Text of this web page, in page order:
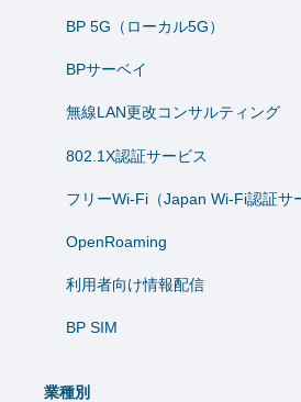
BP 5G（ローカル5G）
BPサーベイ
無線LAN更改コンサルティング
802.1X認証サービス
フリーWi-Fi（Japan Wi-Fi認証サ
OpenRoaming
利用者向け情報配信
BP SIM
業種別